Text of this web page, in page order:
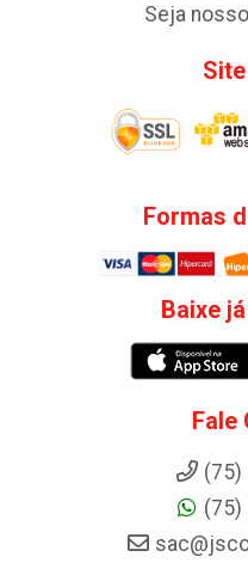
Seja
Formas
Baixe
Fale
(75)
(75)